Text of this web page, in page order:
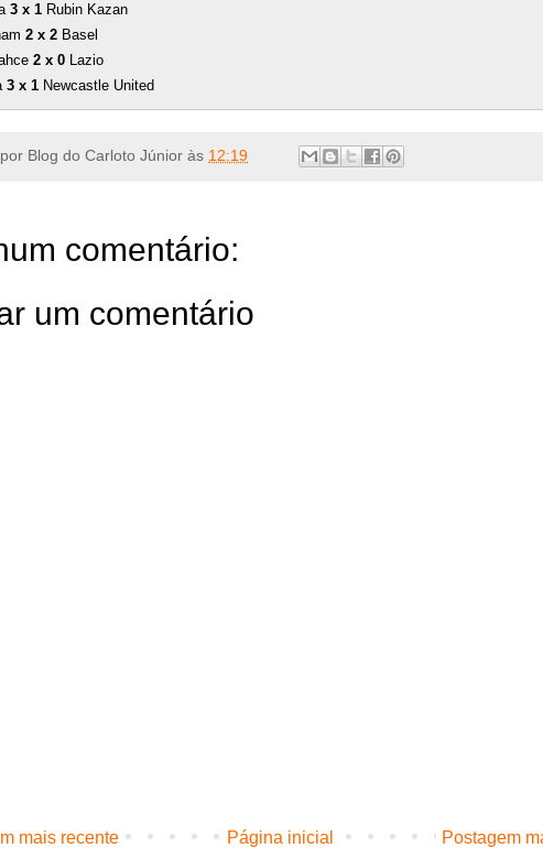
3 x 1 Rubin Kazan
2 x 2 Basel
2 x 0 Lazio
3 x 1Newcastle United
Blog do Carloto Júnior às 12:19
comentário:
um comentário
mais recente Postagem
Página inicial